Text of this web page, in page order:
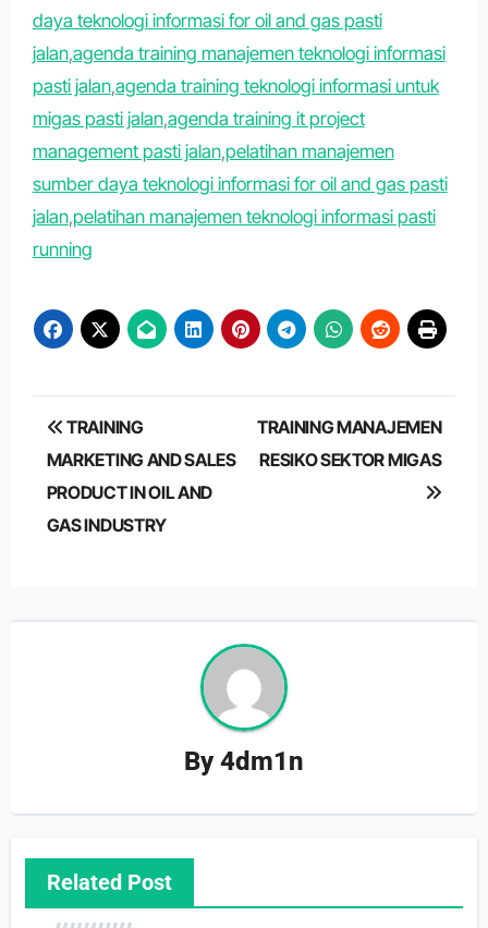
daya teknologi informasi for oil and gas pasti
jalan,agenda training manajemen teknologi informasi
pasti jalan,agenda training teknologi informasi untuk
migas pasti jalan,agenda training it project
management pasti jalan,pelatihan manajemen
sumber daya teknologi informasi for oil and gas pasti
jalan,pelatihan manajemen teknologi informasi pasti
running
Post
navigation
TRAINING
MARKETING AND SALES
PRODUCT IN OIL AND
GAS INDUSTRY
TRAINING MANAJEMEN
RESIKO SEKTOR MIGAS
By4dm1n
Related Post